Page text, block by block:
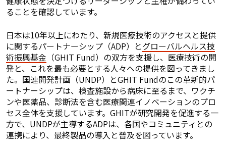
ることを確認しています。
日本は10年以上にわたり、新規医療技術のアクセスと提供
に関するパートナーシップ（ADP）とグローバルヘルス技
術振興基金 （GHIT Fund）の双方を支援し、医療技術の開
発と、これを最も必要とする人々への提供を図ってきまし
た。国連開発計画（UNDP）とGHIT Fundのこの革新的パ
ートナーシップは、検査施設から病床に至るまで、ワクチ
ンや医薬品、診断法を含む医療関連イノベーションのプロ
セス全体を支援しています。GHITが研究開発を促進する一
方で、UNDPが主導するADPは、各国やコミュニティとの
連携により、最終製品の導入と普及を図っています。